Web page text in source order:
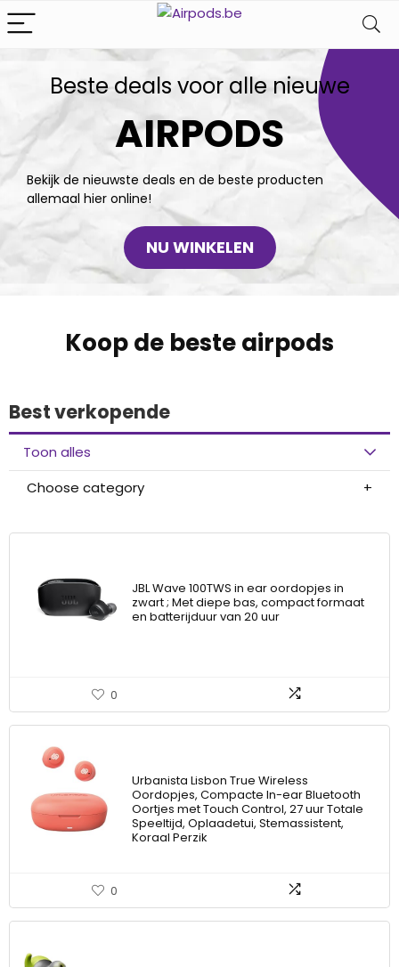
Beste deals voor alle nieuwe
AIRPODS
Bekijk de nieuwste deals en de beste producten
allemaal hier online!
NU WINKELEN
Koop de beste airpods
Best verkopende
Toon alles
Choose category
JBL Wave 100TWS in ear oordopjes in
zwart ; Met diepe bas, compact formaat
en batterijduur van 20 uur
0
Urbanista Lisbon True Wireless
Oordopjes, Compacte In-ear Bluetooth
Oortjes met Touch Control, 27 uur Totale
Speeltijd, Oplaadetui, Stemassistent,
Koraal Perzik
0